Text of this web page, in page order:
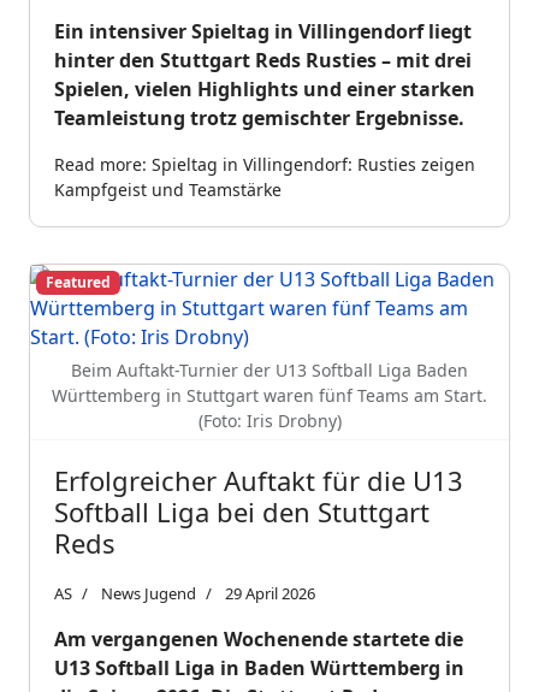
Ein intensiver Spieltag in Villingendorf liegt
hinter den Stuttgart Reds Rusties – mit drei
Spielen, vielen Highlights und einer starken
Teamleistung trotz gemischter Ergebnisse.
Read more: Spieltag in Villingendorf: Rusties zeigen
Kampfgeist und Teamstärke
Beim Auftakt-Turnier der U13 Softball Liga Baden
Württemberg in Stuttgart waren fünf Teams am Start.
(Foto: Iris Drobny)
Featured
Erfolgreicher Auftakt für die U13
Softball Liga bei den Stuttgart
Reds
AS News Jugend 29 April 2026
Am vergangenen Wochenende startete die
U13 Softball Liga in Baden Württemberg in